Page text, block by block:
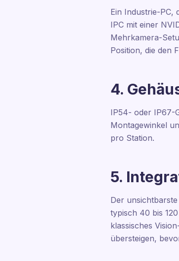
Ein Industrie-PC,
IPC mit einer
Mehrkamera-
Position, die den
4.
IP54- oder IP67-
Montagewinkel
pro Station.
5.
Der
typisch 40 bis
klassisches
übersteigen,